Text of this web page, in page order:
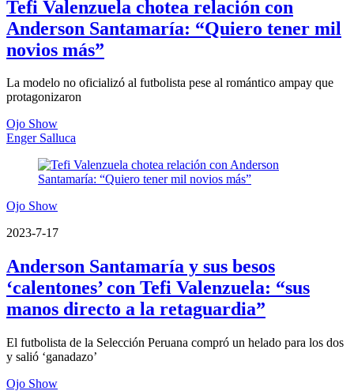
Tefi Valenzuela chotea relación con
Anderson Santamaría: “Quiero tener mil
novios más”
La modelo no oficializó al futbolista pese al romántico ampay que
protagonizaron
Ojo Show
Enger Salluca
Ojo Show
2023-7-17
Anderson Santamaría y sus besos
‘calentones’ con Tefi Valenzuela: “sus
manos directo a la retaguardia”
El futbolista de la Selección Peruana compró un helado para los dos
y salió ‘ganadazo’
Ojo Show